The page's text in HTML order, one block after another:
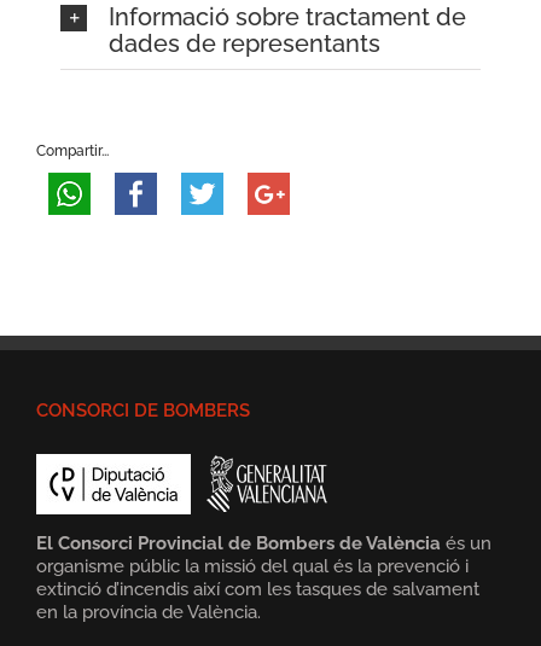
Informació sobre tractament de
dades de representants
Compartir...
CONSORCI DE BOMBERS
El Consorci Provincial de Bombers de València és un
organisme públic la missió del qual és la prevenció i
extinció d’incendis així com les tasques de salvament
en la província de València.